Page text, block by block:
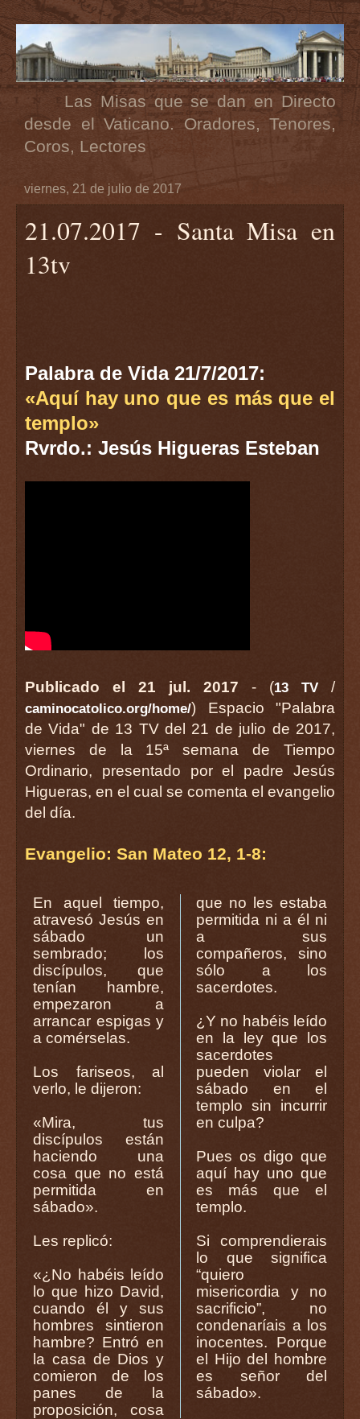
Las Misas que se dan en Directo
desde el Vaticano. Oradores, Tenores,
Coros, Lectores
viernes, 21 de julio de 2017
21.07.2017 - Santa Misa en
13tv
Palabra de Vida 21/7/2017:
«Aquí hay uno que es más que el
templo»
Rvrdo.: Jesús Higueras Esteban
Publicado el 21 jul. 2017 - (13 TV /
caminocatolico.org/home/) Espacio "Palabra
de Vida" de 13 TV del 21 de julio de 2017,
viernes de la 15ª semana de Tiempo
Ordinario, presentado por el padre Jesús
Higueras, en el cual se comenta el evangelio
del día.
Evangelio: San Mateo 12, 1-8:
En aquel tiempo,
atravesó Jesús en
sábado un
sembrado; los
discípulos, que
tenían hambre,
empezaron a
arrancar espigas y
a comérselas.
Los fariseos, al
verlo, le dijeron:
«Mira, tus
discípulos están
haciendo una
cosa que no está
permitida en
sábado».
Les replicó:
«¿No habéis leído
lo que hizo David,
cuando él y sus
hombres sintieron
hambre? Entró en
la casa de Dios y
comieron de los
panes de la
proposición, cosa
que no les estaba
permitida ni a él ni
a sus
compañeros, sino
sólo a los
sacerdotes.
¿Y no habéis leído
en la ley que los
sacerdotes
pueden violar el
sábado en el
templo sin incurrir
en culpa?
Pues os digo que
aquí hay uno que
es más que el
templo.
Si comprendierais
lo que significa
“quiero
misericordia y no
sacrificio”, no
condenaríais a los
inocentes. Porque
el Hijo del hombre
es señor del
sábado».